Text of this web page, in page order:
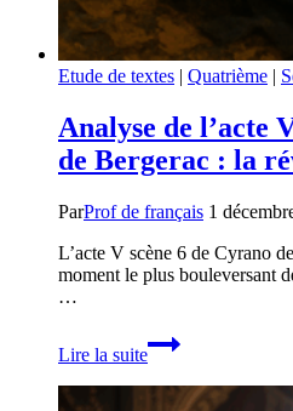
Etude de textes | Quatrième |
Analyse de l’acte
de Bergerac : la
ParProf de français 1
L’acte V scène 6 de Cyrano
moment le plus bouleversant
…
Lire la suite
Analyse
de